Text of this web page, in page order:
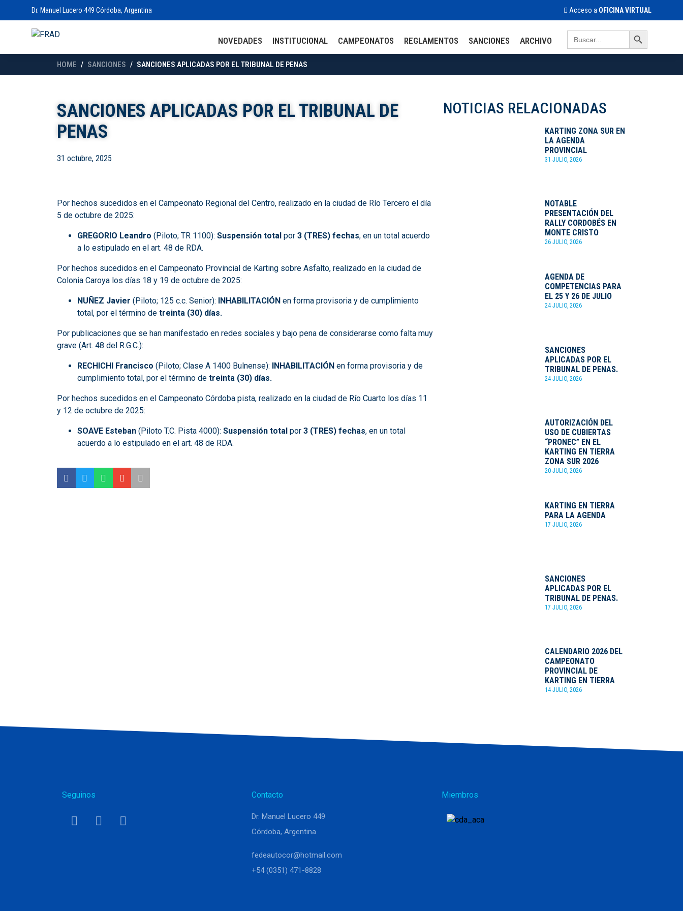
Dr. Manuel Lucero 449 Córdoba, Argentina Acceso a OFICINA VIRTUAL
NOVEDADES INSTITUCIONAL CAMPEONATOS REGLAMENTOS SANCIONES ARCHIVO
Search
for:
Search Button
HOME SANCIONES SANCIONES APLICADAS POR EL TRIBUNAL DE PENAS
SANCIONES APLICADAS POR EL TRIBUNAL DE
PENAS
31 octubre, 2025
Por hechos sucedidos en el Campeonato Regional del Centro, realizado en la ciudad de Río Tercero el día
5 de octubre de 2025:
GREGORIO Leandro (Piloto; TR 1100): Suspensión total por 3 (TRES) fechas, en un total acuerdo
a lo estipulado en el art. 48 de RDA.
Por hechos sucedidos en el Campeonato Provincial de Karting sobre Asfalto, realizado en la ciudad de
Colonia Caroya los días 18 y 19 de octubre de 2025:
NUÑEZ Javier (Piloto; 125 c.c. Senior): INHABILITACIÓN en forma provisoria y de cumplimiento
total, por el término de treinta (30) días.
Por publicaciones que se han manifestado en redes sociales y bajo pena de considerarse como falta muy
grave (Art. 48 del R.G.C.):
RECHICHI Francisco (Piloto; Clase A 1400 Bulnense): INHABILITACIÓN en forma provisoria y de
cumplimiento total, por el término de treinta (30) días.
Por hechos sucedidos en el Campeonato Córdoba pista, realizado en la ciudad de Río Cuarto los días 11
y 12 de octubre de 2025:
SOAVE Esteban (Piloto T.C. Pista 4000): Suspensión total por 3 (TRES) fechas, en un total
acuerdo a lo estipulado en el art. 48 de RDA.
NOTICIAS RELACIONADAS
KARTING ZONA SUR EN
LA AGENDA
PROVINCIAL
31 JULIO, 2026
NOTABLE
PRESENTACIÓN DEL
RALLY CORDOBÉS EN
MONTE CRISTO
26 JULIO, 2026
AGENDA DE
COMPETENCIAS PARA
EL 25 Y 26 DE JULIO
24 JULIO, 2026
SANCIONES
APLICADAS POR EL
TRIBUNAL DE PENAS.
24 JULIO, 2026
AUTORIZACIÓN DEL
USO DE CUBIERTAS
“PRONEC” EN EL
KARTING EN TIERRA
ZONA SUR 2026
20 JULIO, 2026
KARTING EN TIERRA
PARA LA AGENDA
17 JULIO, 2026
SANCIONES
APLICADAS POR EL
TRIBUNAL DE PENAS.
17 JULIO, 2026
CALENDARIO 2026 DEL
CAMPEONATO
PROVINCIAL DE
KARTING EN TIERRA
14 JULIO, 2026
Seguinos Contacto
Dr. Manuel Lucero 449
Córdoba, Argentina
fedeautocor@hotmail.com
+54 (0351) 471-8828
Miembros